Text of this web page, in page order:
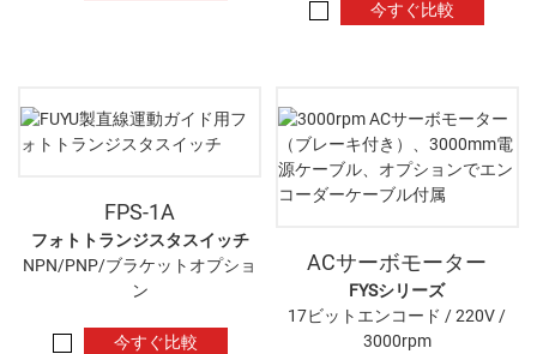
今すぐ比較
FPS-1A
フォトトランジスタスイッチ
NPN/PNP/ブラケットオプショ
ン
今すぐ比較
ACサーボモーター
FYSシリーズ
17ビットエンコード / 220V /
3000rpm